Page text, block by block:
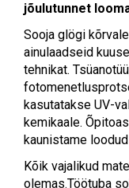
jõulutunnet
Sooja glögi
ainulaadseid
tehnikat.
kasutatakse UV-
kemikaale.
kaunistame
Kõik vajalikud
olemas.Töötuba